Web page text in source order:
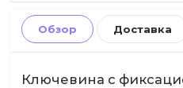
Обзор Доставка
Ключевина с